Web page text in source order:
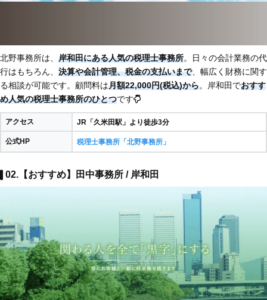
北野事務所は、 岸和田にある人気の税理士事務所。日々の会計業務の代
行はもちろん、 決算や会計管理、税金の支払いまで、幅広く財務に関す
る相談が可能です。顧問料は月額22,000円(税込)から。岸和田でおすす
め人気の税理士事務所のひとつです
アクセス JR「久米田駅」より徒歩3分
公式HP 税理士事務所「北野事務所」
02.【おすすめ】田中事務所 / 岸和田